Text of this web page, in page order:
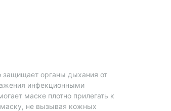
защищает органы дыхания от
инфекционными
маске плотно прилегать к
маску, не вызывая кожных